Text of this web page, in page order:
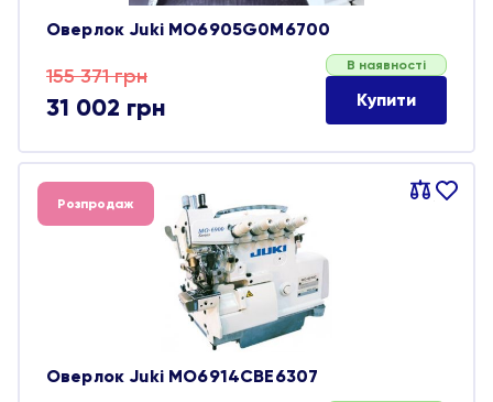
Оверлок Juki MO6905G0M6700
155 371грн
Оригінальна
ціна:
155 371 грн.
31 002 грн
Поточна
ціна:
31 002 грн.
В наявності
Купити
Порівняти
В
Розпродаж
Оверлок Juki MO6914CBE6307